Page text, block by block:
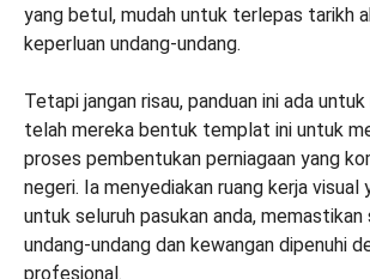
yang betul, mudah untuk terlepas tarikh
keperluan undang-undang.
Tetapi jangan risau, panduan ini ada
telah mereka bentuk templat ini untuk
proses pembentukan perniagaan yang
negeri. Ia menyediakan ruang kerja visual
untuk seluruh pasukan anda,
undang-undang dan kewangan dipenuhi
profesional.